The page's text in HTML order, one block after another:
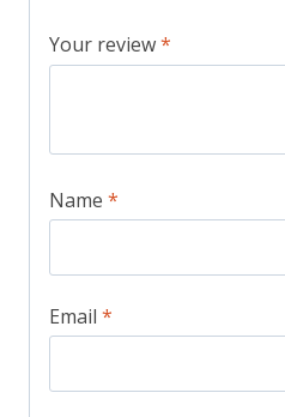
Your review*
Name *
Email *